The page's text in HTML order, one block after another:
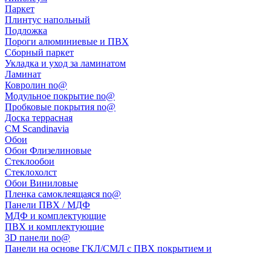
Паркет
Плинтус напольный
Подложка
Пороги алюминиевые и ПВХ
Сборный паркет
Укладка и уход за ламинатом
Ламинат
Ковролин no@
Модульное покрытие no@
Пробковые покрытия no@
Доска террасная
CM Scandinavia
Обои
Обои Флизелиновые
Стеклообои
Стеклохолст
Обои Виниловые
Пленка самоклеящаяся no@
Панели ПВХ / МДФ
МДФ и комплектующие
ПВХ и комплектующие
3D панели no@
Панели на основе ГКЛ/СМЛ с ПВХ покрытием и